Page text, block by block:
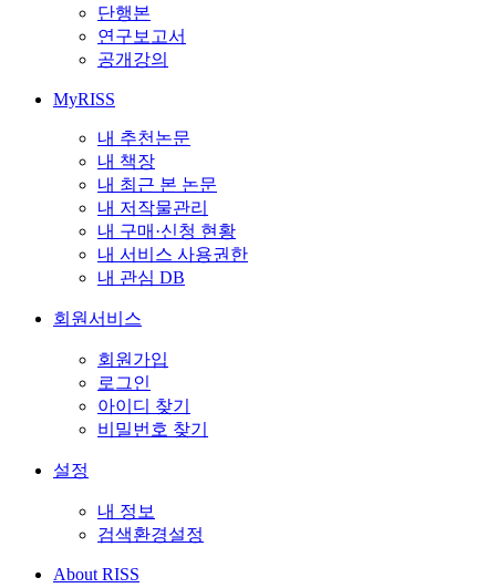
단행본
연구보고서
공개강의
MyRISS
내 추천논문
내 책장
내 최근 본 논문
내 저작물관리
내 구매·신청 현황
내 서비스 사용권한
내 관심 DB
회원서비스
회원가입
로그인
아이디 찾기
비밀번호 찾기
설정
내 정보
검색환경설정
About RISS